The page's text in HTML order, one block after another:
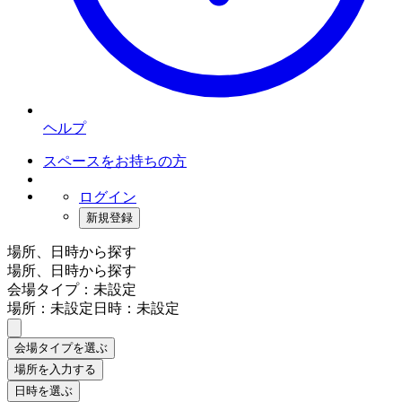
ヘルプ
スペースをお持ちの方
ログイン
新規登録
場所、日時から探す
場所、日時から探す
会場タイプ：未設定
場所：未設定日時：未設定
会場タイプを選ぶ
場所を入力する
日時を選ぶ